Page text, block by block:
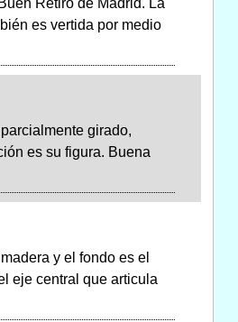
es vertida por medio
girado,
es su figura. Buena
y el fondo es el
eje central que articula